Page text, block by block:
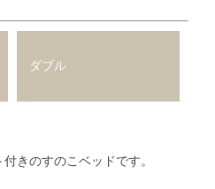
ダブル
きのすのこベッドです。